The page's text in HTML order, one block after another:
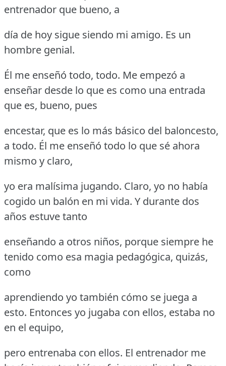
entrenador que bueno, a
día de hoy sigue siendo mi amigo. Es un
hombre genial.
Él me enseñó todo, todo. Me empezó a
enseñar desde lo que es como una entrada
que es, bueno, pues
encestar, que es lo más básico del baloncesto,
a todo. Él me enseñó todo lo que sé ahora
mismo y claro,
yo era malísima jugando. Claro, yo no había
cogido un balón en mi vida. Y durante dos
años estuve tanto
enseñando a otros niños, porque siempre he
tenido como esa magia pedagógica, quizás,
como
aprendiendo yo también cómo se juega a
esto. Entonces yo jugaba con ellos, estaba no
en el equipo,
pero entrenaba con ellos. El entrenador me